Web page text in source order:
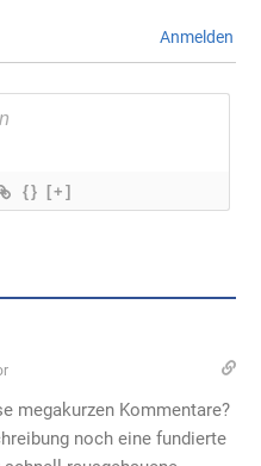
Anmelden
{} [+]
megakurzen Kommentare?
noch eine fundierte